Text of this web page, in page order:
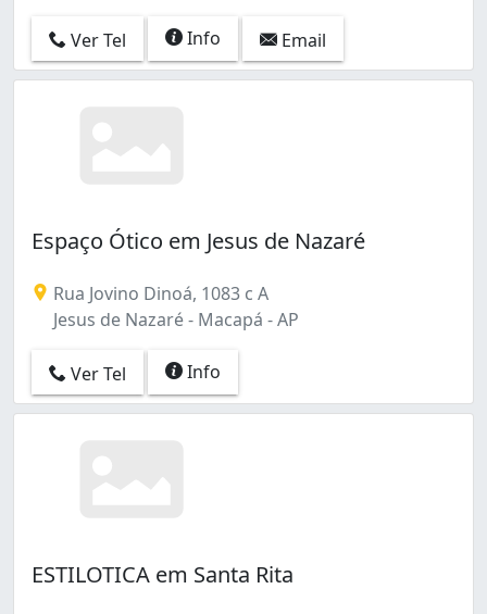
Ver Tel Info Email
Espaço Ótico em Jesus de Nazaré
Rua Jovino Dinoá, 1083 c A
Jesus de Nazaré - Macapá - AP
Ver Tel Info
ESTILOTICA em Santa Rita